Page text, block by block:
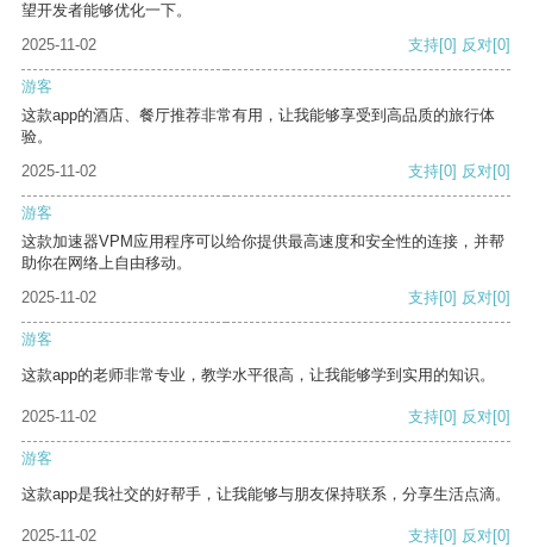
望开发者能够优化一下。
2025-11-02
支持[0] 反对[0]
游客
这款app的酒店、餐厅推荐非常有用，让我能够享受到高品质的旅行体
验。
2025-11-02
支持[0] 反对[0]
游客
这款加速器VPM应用程序可以给你提供最高速度和安全性的连接，并帮
助你在网络上自由移动。
2025-11-02
支持[0] 反对[0]
游客
这款app的老师非常专业，教学水平很高，让我能够学到实用的知识。
2025-11-02 支持[0] 反对[0]
游客
这款app是我社交的好帮手，让我能够与朋友保持联系，分享生活点滴。
2025-11-02 支持[0] 反对[0]